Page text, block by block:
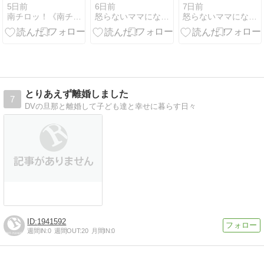
5日前
南チロッ！《南チロル地方なのにイタリアという…》
上に漢方が効
いた話
6日前
怒らないママになれるの？！ - 楽天ブログ
て1年半☆ず
ぼら主婦のメ
ンテ方法、ほ
7日前
怒らないママになれるの？！ - 楽天ブログ
7
とりあえず離婚しました
DVの旦那と離婚して子ども達と幸せに暮らす日々
1941592
週間IN:0 週間OUT:20 月間IN:0